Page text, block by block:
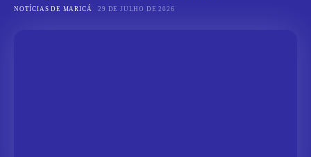
NOTÍCIAS DE MARICÁ 29 DE JULHO DE 2026